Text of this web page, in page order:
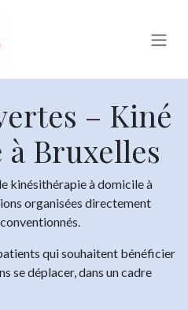
– Kiné
Bruxelles
kinésithérapie à domicile à
organisées directement
qui souhaitent bénéficier
se déplacer, dans un cadre